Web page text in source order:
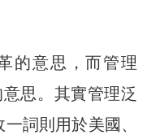
的意思，而管理
意思。其實管理泛
詞則用於美國、